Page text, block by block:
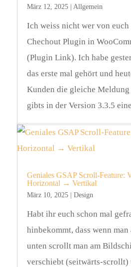
März 12, 2025| Allgemein
Ich weiss nicht wer von euch
Chechout Plugin in
(Plugin Link). Ich habe
das erste mal gehört und
Kunden die gleiche
gibts in der Version 3.3.5
Geniales GSAP Scroll-Feature:
Horizontal → Vertikal
März 10, 2025| Design
Habt ihr euch schon mal
hinbekommt, dass wenn
unten scrollt man am
verschiebt (seitwärts-scrollt)